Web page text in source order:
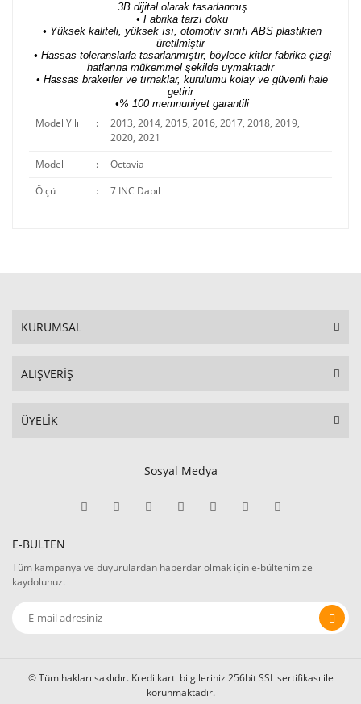
3B dijital olarak tasarlanmış
• Fabrika tarzı doku
• Yüksek kaliteli, yüksek ısı, otomotiv sınıfı ABS plastikten
üretilmiştir
• Hassas toleranslarla tasarlanmıştır, böylece kitler fabrika çizgi
hatlarına mükemmel şekilde uymaktadır
• Hassas braketler ve tırnaklar, kurulumu kolay ve güvenli hale
getirir
•% 100 memnuniyet garantili
Model Yılı :
2013, 2014, 2015, 2016, 2017, 2018, 2019,
2020, 2021
Model
:
Octavia
Ölçü
: 7 INC Dabıl
KURUMSAL
ALIŞVERİŞ
ÜYELİK
Sosyal Medya
E-BÜLTEN
Tüm kampanya ve duyurulardan haberdar olmak için e-bültenimize
kaydolunuz.
© Tüm hakları saklıdır. Kredi kartı bilgileriniz 256bit SSL sertifikası ile
korunmaktadır.